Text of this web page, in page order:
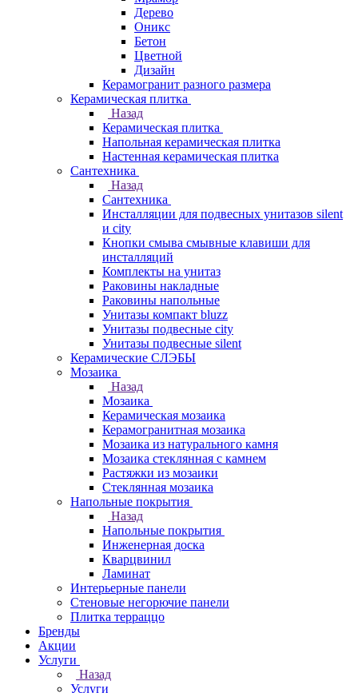
Дерево
Оникс
Бетон
Цветной
Дизайн
Керамогранит разного размера
Керамическая плитка
Назад
Керамическая плитка
Напольная керамическая плитка
Настенная керамическая плитка
Сантехника
Назад
Сантехника
Инсталляции для подвесных унитазов silent
и city
Кнопки смыва смывные клавиши для
инсталляций
Комплекты на унитаз
Раковины накладные
Раковины напольные
Унитазы компакт bluzz
Унитазы подвесные city
Унитазы подвесные silent
Керамические СЛЭБЫ
Мозаика
Назад
Мозаика
Керамическая мозаика
Керамогранитная мозаика
Мозаика из натурального камня
Мозаика стеклянная с камнем
Растяжки из мозаики
Стеклянная мозаика
Напольные покрытия
Назад
Напольные покрытия
Инженерная доска
Кварцвинил
Ламинат
Интерьерные панели
Стеновые негорючие панели
Плитка терраццо
Бренды
Акции
Услуги
Назад
Услуги